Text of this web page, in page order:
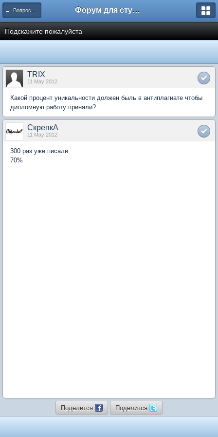
← Вопросы и ответы Форум для студента СГА
Подскажите пожалуйста
TRIX
11 May 2012
Какой процент уникальности должен быль в антиплагиате чтобы
дипломную работу приняли?
СкрепкА
11 May 2012
300 раз уже писали.
70%
Поделится Поделится